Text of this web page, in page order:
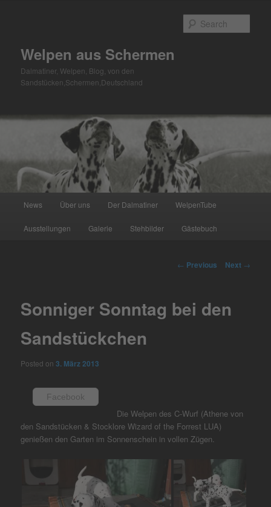
Welpen aus Schermen
Dalmatiner, Welpen, Blog, von den
Sandstücken,Schermen,Deutschland
News Über uns Der Dalmatiner WelpenTube
Ausstellungen Galerie Stehbilder Gästebuch
Post
← Previous Next →
Sonniger Sonntag bei den
Sandstückchen
Posted on3. März 2013
Facebook
Die Welpen des C-Wurf (Athene von
den Sandstücken & Stocklore Wizard of the Forrest LUA)
genießen den Garten im Sonnenschein in vollen Zügen.